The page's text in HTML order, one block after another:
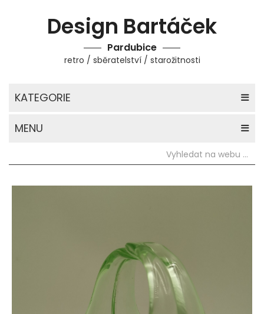
Design Bartáček
Pardubice
retro / sběratelství / starožitnosti
KATEGORIE
MENU